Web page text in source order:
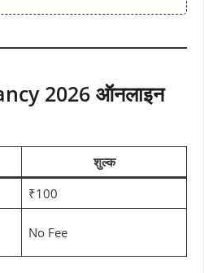
2026 ऑनलाइन
शुल्क
₹100
No Fee